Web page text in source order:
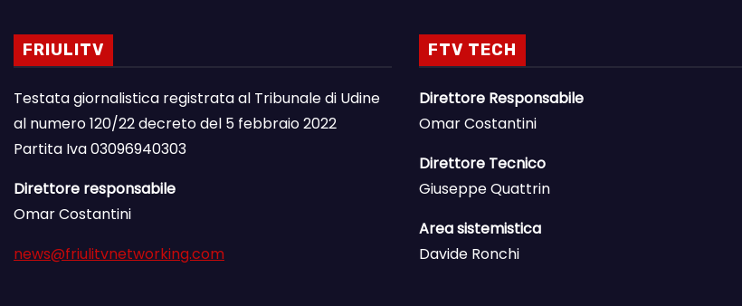
FRIULITV
Testata giornalistica registrata al Tribunale di Udine
al numero 120/22 decreto del 5 febbraio 2022
Partita Iva 03096940303
Direttore responsabile
Omar Costantini
news@friulitvnetworking.com
FTV TECH
Direttore Responsabile
Omar Costantini
Direttore Tecnico
Giuseppe Quattrin
Area sistemistica
Davide Ronchi